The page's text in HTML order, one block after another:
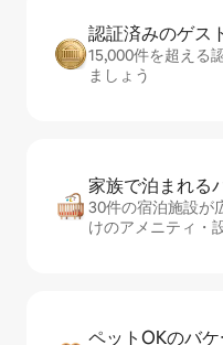
認証済みのゲ⁠ス⁠
15,000件を超える
ましょう
家族で泊まれる
30件の宿泊施設が
けのアメニティ・
ペットOKのバ⁠